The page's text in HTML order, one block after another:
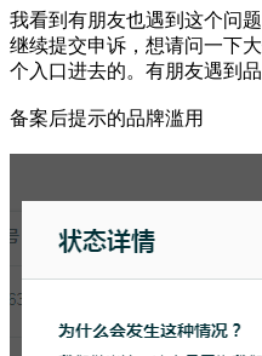
我看到有朋友也遇到这个问
继续提交申诉，想请问一下
个入口进去的。有朋友遇到
备案后提示的品牌滥用